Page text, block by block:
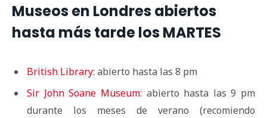
Museos en Londres abiertos
hasta más tarde los MARTES
British Library: abierto hasta las 8 pm
Sir John Soane Museum: abierto hasta las 9 pm
durante los meses de verano (recomiendo